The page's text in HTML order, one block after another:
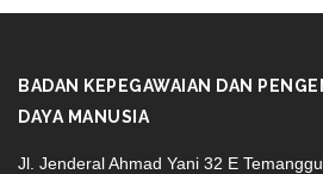
BADAN KEPEGAWAIAN DAN
DAYA MANUSIA
Jl. Jenderal Ahmad Yani 32 E